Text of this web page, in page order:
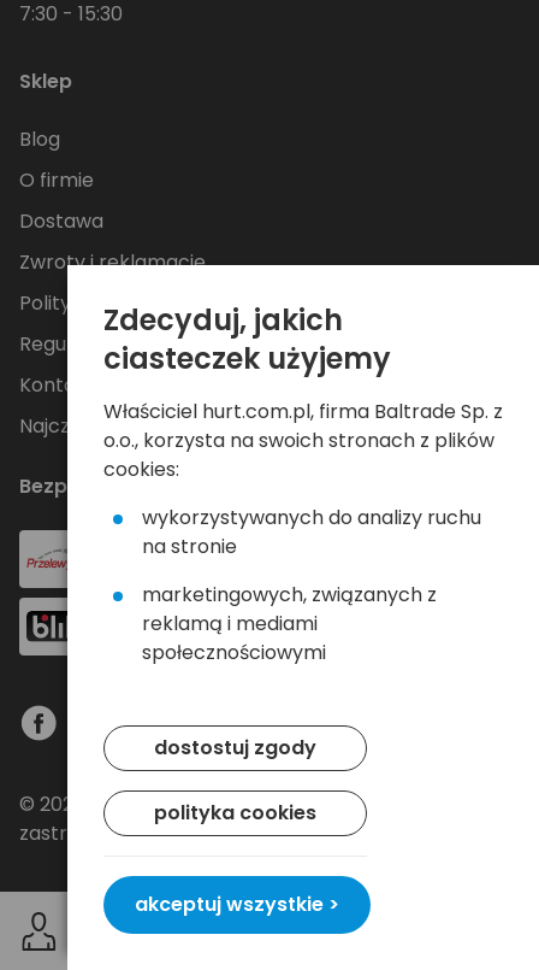
7:30 - 15:30
Sklep
Blog
O firmie
Dostawa
Zwroty i reklamacje
Polityka Prywatności
Regulamin
Kontakt
Najczęściej zadawane pytania
Bezpieczne płatności
© 2024 Baltrade sp. z o.o. - Wszelkie prawa
zastrzeżone.
Zdecyduj, jakich
ciasteczek użyjemy
Właściciel hurt.com.pl, firma Baltrade Sp. z
o.o., korzysta na swoich stronach z plików
cookies:
wykorzystywanych do analizy ruchu
na stronie
marketingowych, związanych z
reklamą i mediami
społecznościowymi
dostostuj zgody
polityka cookies
akceptuj wszystkie >